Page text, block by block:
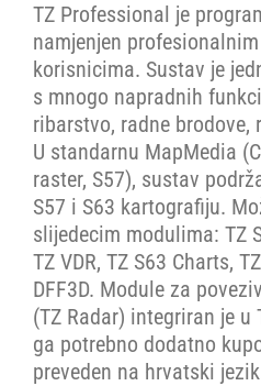
TZ Professional je
namjenjen
korisnicima. Sustav je
s mnogo napradnih
ribarstvo, radne
U standarnu MapMedia
raster, S57), sustav
S57 i S63 kartografiju.
slijedecim modulima: TZ
TZ VDR, TZ S63 Charts,
DFF3D. Module za
(TZ Radar) integriran je
ga potrebno dodatno
preveden na hrvatski